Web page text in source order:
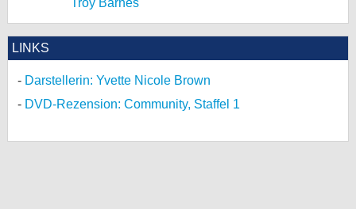
Troy Barnes
LINKS
Darstellerin: Yvette Nicole Brown
DVD-Rezension: Community, Staffel 1